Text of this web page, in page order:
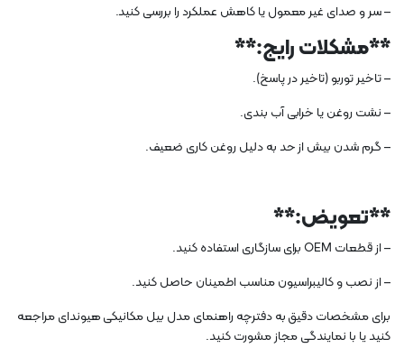
– سر و صدای غیر معمول یا کاهش عملکرد را بررسی کنید.
**مشکلات رایج:**
– تاخیر توربو (تاخیر در پاسخ).
– نشت روغن یا خرابی آب بندی.
– گرم شدن بیش از حد به دلیل روغن کاری ضعیف.
**تعویض:**
– از قطعات OEM برای سازگاری استفاده کنید.
– از نصب و کالیبراسیون مناسب اطمینان حاصل کنید.
برای مشخصات دقیق به دفترچه راهنمای مدل بیل مکانیکی هیوندای مراجعه
کنید یا با نمایندگی مجاز مشورت کنید.